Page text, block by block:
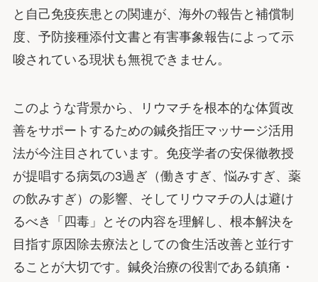
と自己免疫疾患との関連が、海外の報告と補償制
度、予防接種添付文書と有害事象報告によって示
唆されている現状も無視できません。
このような背景から、リウマチを根本的な体質改
善をサポートするための鍼灸指圧マッサージ活用
法が今注目されています。免疫学者の安保徹教授
が提唱する病気の3過ぎ（働きすぎ、悩みすぎ、薬
の飲みすぎ）の影響、そしてリウマチの人は避け
るべき「四毒」とその内容を理解し、根本解決を
目指す原因除去療法としての食生活改善と並行す
ることが大切です。鍼灸治療の役割である鎮痛・